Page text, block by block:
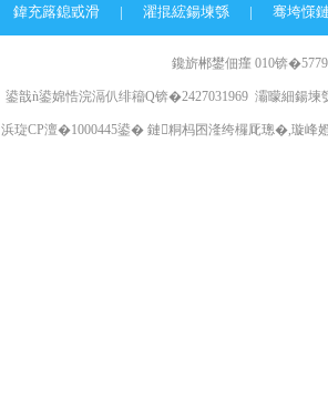
鍏充簬鎴戜滑 | 濯掍綋鍚堜綔 | 骞垮憡
鑱旂郴鐢佃瘽 010锛
鍙戠ǹ鍙婂悎浣滆仈绯籕Q锛�2427031969 灞曚細鍚堜
浜琁CP澶�1000445鍙� 鏈粡杩囨湰绔欏厑璁�,璇峰